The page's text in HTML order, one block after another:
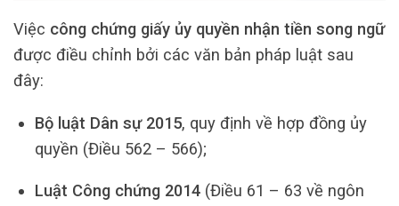
Việc công chứng giấy ủy quyền nhận tiền song ngữ
được điều chỉnh bởi các văn bản pháp luật sau
đây:
Bộ luật Dân sự 2015, quy định về hợp đồng ủy
quyền (Điều 562 – 566);
Luật Công chứng 2014(Điều 61 – 63 về ngôn